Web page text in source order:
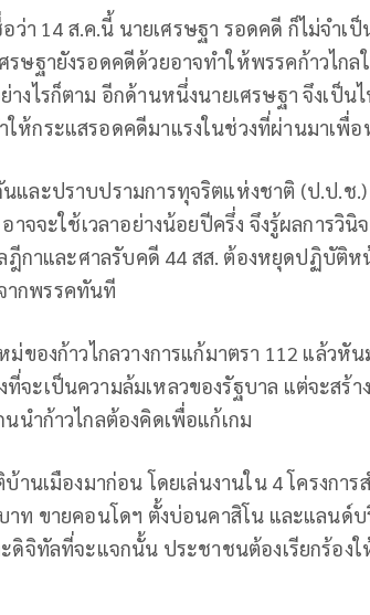
ว่า 14 ส.ค.นี้ นายเศรษฐา รอดคดี ก็ไม่จำเ
รษฐายังรอดคดีด้วยอาจทำให้พรรคก้าวไก
งไรก็ตาม อีกด้านหนึ่งนายเศรษฐา จึงเป็น
ห้กระแสรอดคดีมาแรงในช่วงที่ผ่านมาเพื่อ
และปราบปรามการทุจริตแห่งชาติ (ป.ป.ช
าจจะใช้เวลาอย่างน้อยปีครึ่ง จึงรู้ผลการวิ
ฎีกาและศาลรับคดี 44 สส. ต้องหยุดปฏิบัติห
ากพรรคทันที
ม่ของก้าวไกลวางการแก้มาตรา 112 แล้วหั
จะเป็นความล้มเหลวของรัฐบาล แต่จะสร้า
นนำก้าวไกลต้องคิดเพื่อแก้เกม
บ้านเมืองมาก่อน โดยเล่นงานใน 4 โครงก
ท ขายคอนโดฯ ตั้งบ่อนคาสิโน และแลนด์บ
ดิจิทัลที่จะแจกนั้น ประชาชนต้องเรียกร้อง